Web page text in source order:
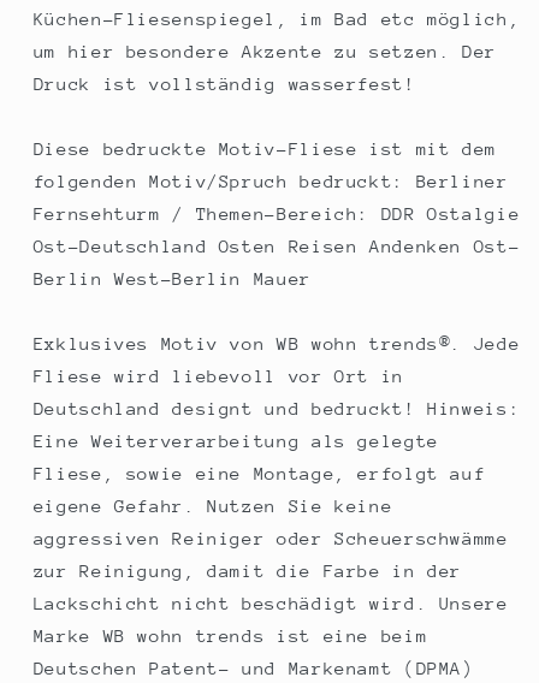
Küchen-Fliesenspiegel, im Bad etc möglich,
um hier besondere Akzente zu setzen. Der
Druck ist vollständig wasserfest!
Diese bedruckte Motiv-Fliese ist mit dem
folgenden Motiv/Spruch bedruckt: Berliner
Fernsehturm / Themen-Bereich: DDR Ostalgie
Ost-Deutschland Osten Reisen Andenken Ost-
Berlin West-Berlin Mauer
Exklusives Motiv von WB wohn trends®. Jede
Fliese wird liebevoll vor Ort in
Deutschland designt und bedruckt! Hinweis:
Eine Weiterverarbeitung als gelegte
Fliese, sowie eine Montage, erfolgt auf
eigene Gefahr. Nutzen Sie keine
aggressiven Reiniger oder Scheuerschwämme
zur Reinigung, damit die Farbe in der
Lackschicht nicht beschädigt wird. Unsere
Marke WB wohn trends ist eine beim
Deutschen Patent- und Markenamt (DPMA)